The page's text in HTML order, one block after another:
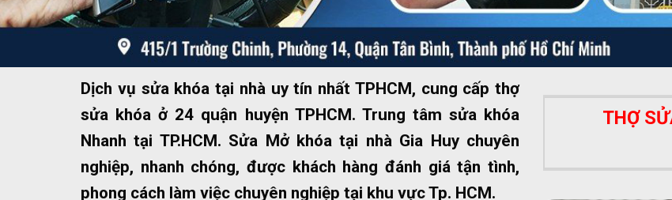
Dịch vụ sửa khóa tại nhà uy tín nhất TPHCM, cung cấp thợ
sửa khóa ở 24 quận huyện TPHCM. Trung tâm sửa khóa
Nhanh tại TP.HCM. Sửa Mở khóa tại nhà Gia Huy chuyên
nghiệp, nhanh chóng, được khách hàng đánh giá tận tình,
phong cách làm việc chuyên nghiệp tại khu vực Tp. HCM.
THỢ